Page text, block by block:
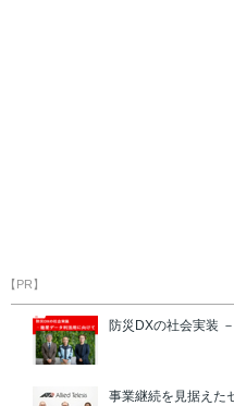
【PR】
防災DXの社会実装
事業継続を見据えた